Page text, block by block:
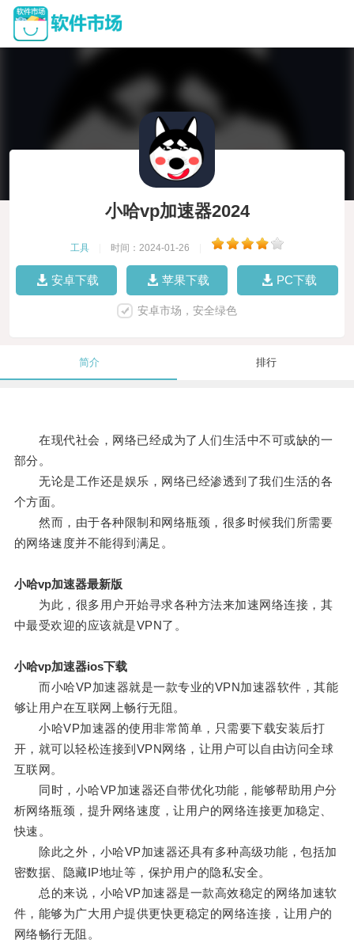
小哈vp加速器2024
工具 时间：2024-01-26
安卓下载 苹果下载 PC下载
安卓市场，安全绿色
简介 排行
在现代社会，网络已经成为了人们生活中不可或缺的一
部分。
无论是工作还是娱乐，网络已经渗透到了我们生活的各
个方面。
然而，由于各种限制和网络瓶颈，很多时候我们所需要
的网络速度并不能得到满足。
小哈vp加速器最新版
为此，很多用户开始寻求各种方法来加速网络连接，其
中最受欢迎的应该就是VPN了。
小哈vp加速器ios下载
而小哈VP加速器就是一款专业的VPN加速器软件，其能
够让用户在互联网上畅行无阻。
小哈VP加速器的使用非常简单，只需要下载安装后打
开，就可以轻松连接到VPN网络，让用户可以自由访问全球
互联网。
同时，小哈VP加速器还自带优化功能，能够帮助用户分
析网络瓶颈，提升网络速度，让用户的网络连接更加稳定、
快速。
除此之外，小哈VP加速器还具有多种高级功能，包括加
密数据、隐藏IP地址等，保护用户的隐私安全。
总的来说，小哈VP加速器是一款高效稳定的网络加速软
件，能够为广大用户提供更快更稳定的网络连接，让用户的
网络畅行无阻。